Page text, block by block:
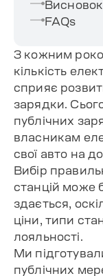
Висновок
FAQs
З кожним
кількість
сприяє
зарядки.
публічних
власникам
свої авто на
Вибір
станцій може
здається,
ціни, типи
лояльності.
Ми
публічних